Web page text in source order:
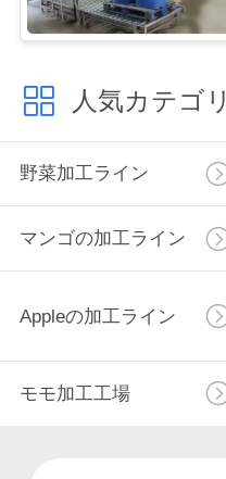
私
達
連
絡
な
い
人気カテゴリ
野菜加工ライン
マンゴの加工ライン
Appleの加工ライン
モモ加工工場